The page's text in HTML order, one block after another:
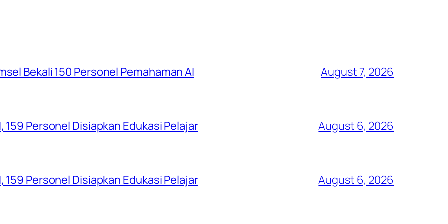
Bekali 150 Personel Pemahaman AI August 7, 2026
Personel Disiapkan Edukasi Pelajar August 6, 2026
Personel Disiapkan Edukasi Pelajar August 6, 2026